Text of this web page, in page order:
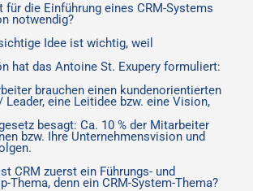
für die Einführung eines CRM-Systems
notwendig?
Idee ist wichtig, weil
hat das Antoine St. Exupery formuliert:
brauchen einen kundenorientierten
Leader, eine Leitidee bzw. eine Vision,
besagt: Ca. 10 % der Mitarbeiter
bzw. Ihre Unternehmensvision und
CRM zuerst ein Führungs- und
Thema, denn ein CRM-System-Thema?